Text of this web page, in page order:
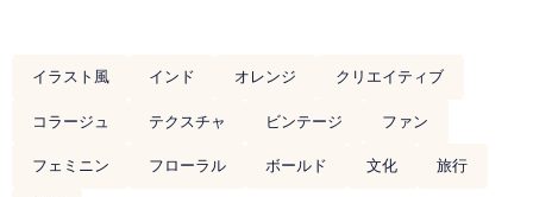
イラスト風 インド オレンジ
クリエイティブ
コラージュ
テクスチャ ビンテージ
ファン
フェミニン
フローラル ボールド 文化
旅行